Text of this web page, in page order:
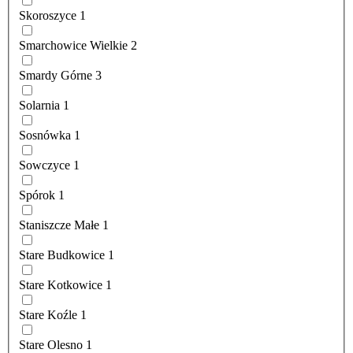
Skoroszyce 1
Smarchowice Wielkie 2
Smardy Górne 3
Solarnia 1
Sosnówka 1
Sowczyce 1
Spórok 1
Staniszcze Małe 1
Stare Budkowice 1
Stare Kotkowice 1
Stare Koźle 1
Stare Olesno 1